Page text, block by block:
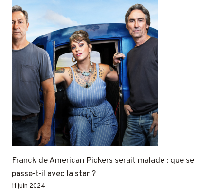
Franck de American Pickers serait malade : que se
passe-t-il avec la star ?
11 juin 2024